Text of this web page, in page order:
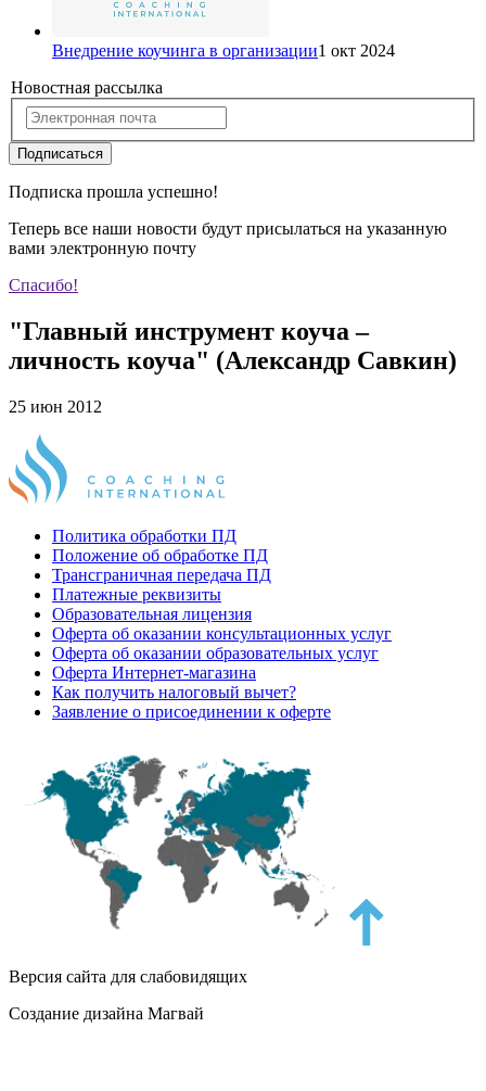
Внедрение коучинга в организации1 окт 2024
Новостная рассылка
Подписаться
Подписка прошла успешно!
Теперь все наши новости будут присылаться на указанную
вами электронную почту
Спасибо!
"Главный инструмент коуча –
личность коуча" (Александр Савкин)
25 июн 2012
Политика обработки ПД
Положение об обработке ПД
Трансграничная передача ПД
Платежные реквизиты
Образовательная лицензия
Оферта об оказании консультационных услуг
Оферта об оказании образовательных услуг
Оферта Интернет-магазина
Как получить налоговый вычет?
Заявление о присоединении к оферте
Версия сайта для слабовидящих
Создание дизайна Магвай